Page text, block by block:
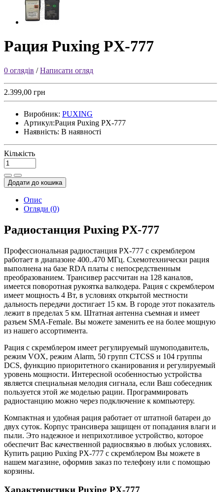
Рация Puxing PX-777
0 оглядів /Написати огляд
2.399,00 грн
Виробник: PUXING
Артикул:Рация Puxing PX-777
Наявність: В наявності
Кількість
Додати до кошика
Опис
Огляди (0)
Радиостанция Puxing PX-777
Профессиональная радиостанция PX-777 с скремблером
работает в диапазоне 400..470 МГц. Схемотехнически рация
выполнена на базе RDA платы с непосредственным
преобразованием. Трансивер рассчитан на 128 каналов,
имеется поворотная рукоятка валкодера. Рация с скремблером
имеет мощность 4 Вт, в условиях открытой местности
дальность передачи достигает 15 км. В городе этот показатель
лежит в пределах 5 км. Штатная антенна съемная и имеет
разъем SMA-Female. Вы можете заменить ее на более мощную
из нашего ассортимента.
Рация с скремблером имеет регулируемый шумоподавитель,
режим VOX, режим Alarm, 50 групп CTCSS и 104 группы
DCS, функцию приоритетного сканирования и регулируемый
уровень мощности. Интересной особенностью устройства
является специальная мелодия сигнала, если Ваш собеседник
пользуется этой же моделью рации. Программировать
радиостанцию можно через подключение к компьютеру.
Компактная и удобная рация работает от штатной батареи до
двух суток. Корпус трансивера защищен от попадания влаги и
пыли. Это надежное и неприхотливое устройство, которое
обеспечит Вас качественной радиосвязью в любых условиях.
Купить рацию Puxing PX-777 с скремблером Вы можете в
нашем магазине, оформив заказ по телефону или с помощью
корзины.